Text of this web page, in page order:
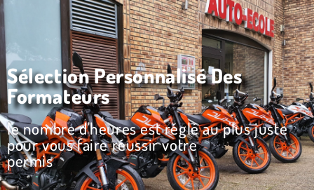
Sélection Personnalisé Des
Formateurs
le nombre d'heures est réglé au plus juste
pour vous faire réussir votre
permis